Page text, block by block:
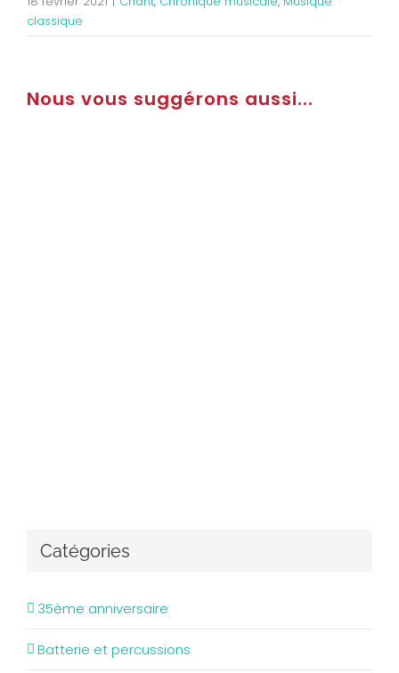
classique
Nous vous suggérons aussi...
Catégories
35ème anniversaire
Batterie et percussions